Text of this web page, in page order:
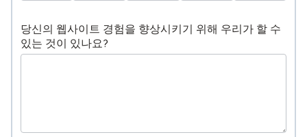
당신의 웹사이트 경험을 향상시키기 위해 우리가 할 수
있는 것이 있나요?